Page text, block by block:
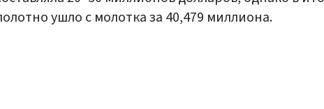
ушло с молотка за 40,479 миллиона.